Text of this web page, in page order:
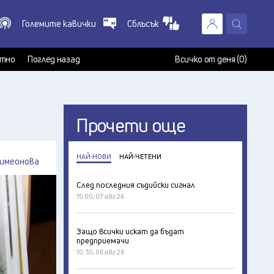
X
Големите кавички Сблъсък
Поглед назад Всичко от деня (0)
Прочети още
НАЙ-НОВИ НАЙ-ЧЕТЕНИ
След последния съдийски сигнал
15:00, 07 авг 26
Защо всички искат да бъдат
предприемачи
10:30, 06 авг 26